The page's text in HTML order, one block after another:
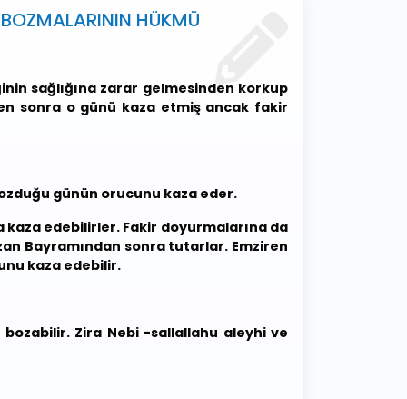
HÜKMÜ
sağlığına zarar gelmesinden korkup
sonra o günü kaza etmiş ancak fakir
günün orucunu kaza eder.
edebilirler. Fakir doyurmalarına da
Bayramından sonra tutarlar. Emziren
kaza edebilir.
Zira Nebi -sallallahu aleyhi ve